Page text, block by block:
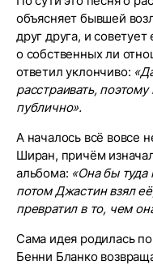
объясняет бывшей
друг друга, и
о собственных ли
ответил уклончиво:
расстраивать,
публично».
А началось всё вовсе
Ширан, причём
альбома: «Она бы туда
потом Джастин взял
превратил в то, чем
Сама идея родилась
Бенни Бланко